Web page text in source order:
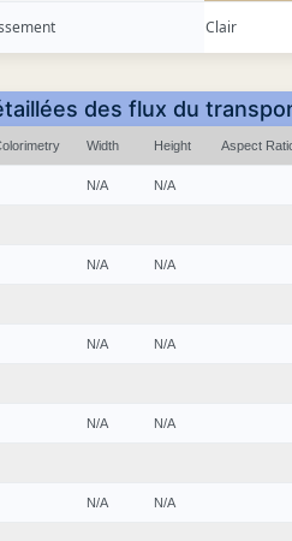
Clair
des flux du
Width Height Aspect
N/A N/A
N/A N/A
N/A N/A
N/A N/A
N/A N/A